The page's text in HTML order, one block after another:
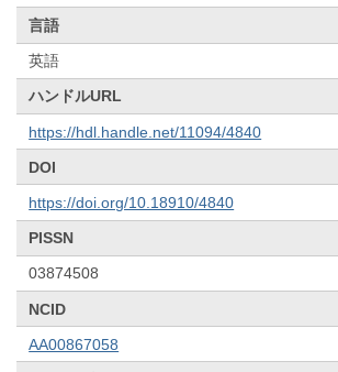
言語
英語
ハンドルURL
https://hdl.handle.net/11094/4840
DOI
https://doi.org/10.18910/4840
PISSN
03874508
NCID
AA00867058